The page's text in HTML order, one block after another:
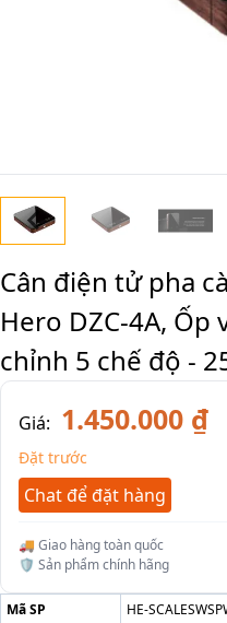
Cân điện tử pha
Hero DZC-4A,
chỉnh 5 chế độ -
Giá: 1.450.000 ₫
Đặt trước
Chat để đặt hàng
🚚 Giao hàng toàn quốc
🛡️ Sản phẩm chính hãng
Mã SP
HE-